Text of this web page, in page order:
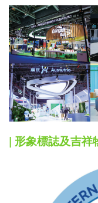
| 形象標誌及吉祥